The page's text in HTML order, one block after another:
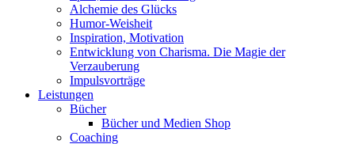
Alchemie des Glücks
Humor-Weisheit
Inspiration, Motivation
Entwicklung von Charisma. Die Magie der
Verzauberung
Impulsvorträge
Leistungen
Bücher
Bücher und Medien Shop
Coaching